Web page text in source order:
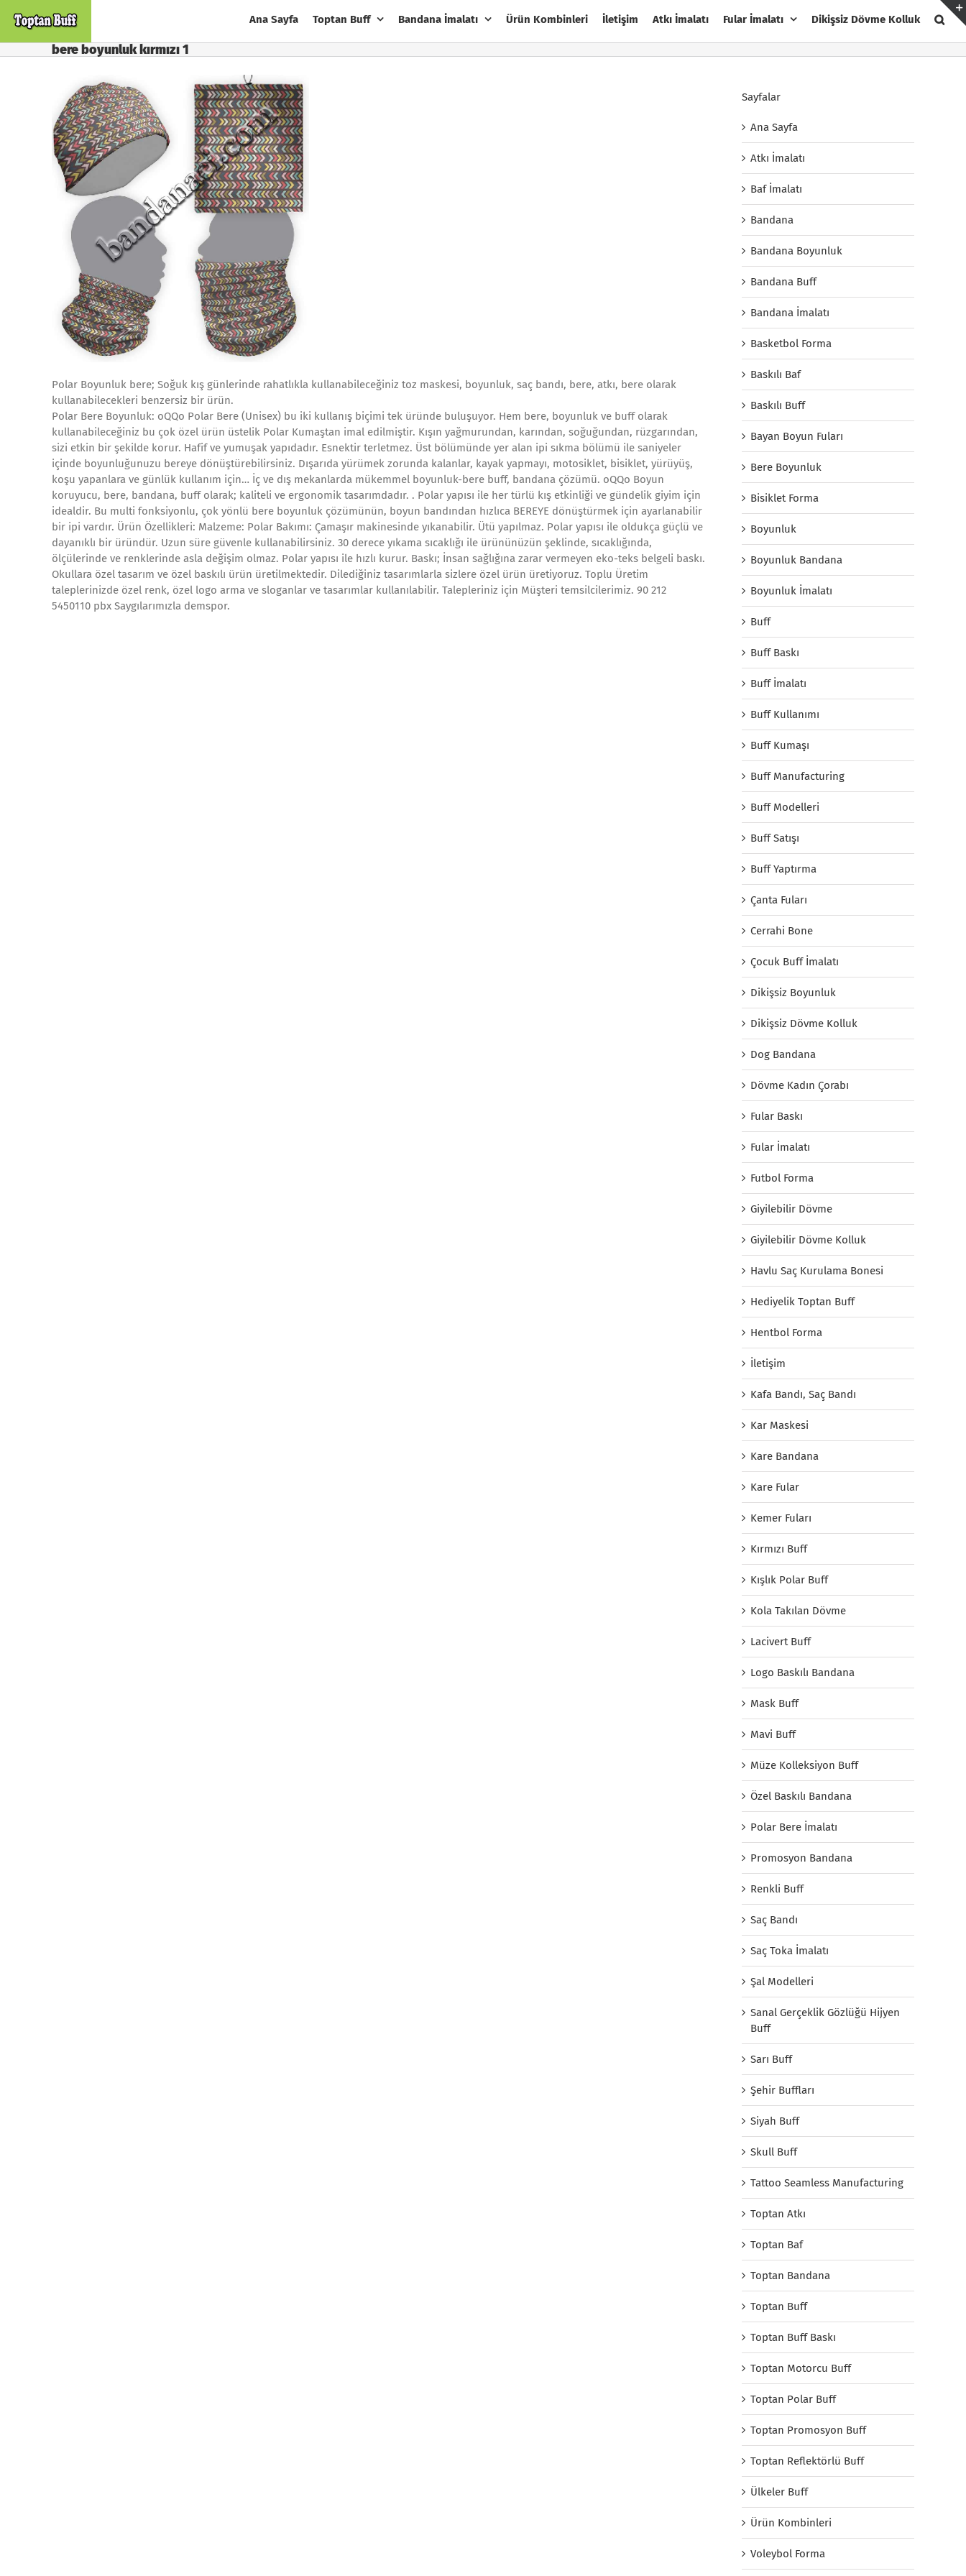
Ana Sayfa Toptan Buff Bandana İmalatı Ürün Kombinleri İletişim Atkı İmalatı Fular İmalatı Dikişsiz Dövme Kolluk
bere boyunluk kırmızı 1
Polar Boyunluk bere; Soğuk kış günlerinde rahatlıkla kullanabileceğiniz toz maskesi, boyunluk, saç bandı, bere, atkı, bere olarak
kullanabilecekleri benzersiz bir ürün.
Polar Bere Boyunluk: oQQo Polar Bere (Unisex) bu iki kullanış biçimi tek üründe buluşuyor. Hem bere, boyunluk ve buff olarak
kullanabileceğiniz bu çok özel ürün üstelik Polar Kumaştan imal edilmiştir. Kışın yağmurundan, karından, soğuğundan, rüzgarından,
sizi etkin bir şekilde korur. Hafif ve yumuşak yapıdadır. Esnektir terletmez. Üst bölümünde yer alan ipi sıkma bölümü ile saniyeler
içinde boyunluğunuzu bereye dönüştürebilirsiniz. Dışarıda yürümek zorunda kalanlar, kayak yapmayı, motosiklet, bisiklet, yürüyüş,
koşu yapanlara ve günlük kullanım için… İç ve dış mekanlarda mükemmel boyunluk-bere buff, bandana çözümü. oQQo Boyun
koruyucu, bere, bandana, buff olarak; kaliteli ve ergonomik tasarımdadır. . Polar yapısı ile her türlü kış etkinliği ve gündelik giyim için
idealdir. Bu multi fonksiyonlu, çok yönlü bere boyunluk çözümünün, boyun bandından hızlıca BEREYE dönüştürmek için ayarlanabilir
bir ipi vardır. Ürün Özellikleri: Malzeme: Polar Bakımı: Çamaşır makinesinde yıkanabilir. Ütü yapılmaz. Polar yapısı ile oldukça güçlü ve
dayanıklı bir üründür. Uzun süre güvenle kullanabilirsiniz. 30 derece yıkama sıcaklığı ile ürününüzün şeklinde, sıcaklığında,
ölçülerinde ve renklerinde asla değişim olmaz. Polar yapısı ile hızlı kurur. Baskı; İnsan sağlığına zarar vermeyen eko-teks belgeli baskı.
Okullara özel tasarım ve özel baskılı ürün üretilmektedir. Dilediğiniz tasarımlarla sizlere özel ürün üretiyoruz. Toplu Üretim
taleplerinizde özel renk, özel logo arma ve sloganlar ve tasarımlar kullanılabilir. Talepleriniz için Müşteri temsilcilerimiz. 90 212
5450110 pbx Saygılarımızla demspor.
Sayfalar
Ana Sayfa
Atkı İmalatı
Baf İmalatı
Bandana
Bandana Boyunluk
Bandana Buff
Bandana İmalatı
Basketbol Forma
Baskılı Baf
Baskılı Buff
Bayan Boyun Fuları
Bere Boyunluk
Bisiklet Forma
Boyunluk
Boyunluk Bandana
Boyunluk İmalatı
Buff
Buff Baskı
Buff İmalatı
Buff Kullanımı
Buff Kumaşı
Buff Manufacturing
Buff Modelleri
Buff Satışı
Buff Yaptırma
Çanta Fuları
Cerrahi Bone
Çocuk Buff İmalatı
Dikişsiz Boyunluk
Dikişsiz Dövme Kolluk
Dog Bandana
Dövme Kadın Çorabı
Fular Baskı
Fular İmalatı
Futbol Forma
Giyilebilir Dövme
Giyilebilir Dövme Kolluk
Havlu Saç Kurulama Bonesi
Hediyelik Toptan Buff
Hentbol Forma
İletişim
Kafa Bandı, Saç Bandı
Kar Maskesi
Kare Bandana
Kare Fular
Kemer Fuları
Kırmızı Buff
Kışlık Polar Buff
Kola Takılan Dövme
Lacivert Buff
Logo Baskılı Bandana
Mask Buff
Mavi Buff
Müze Kolleksiyon Buff
Özel Baskılı Bandana
Polar Bere İmalatı
Promosyon Bandana
Renkli Buff
Saç Bandı
Saç Toka İmalatı
Şal Modelleri
Sanal Gerçeklik Gözlüğü Hijyen
Buff
Sarı Buff
Şehir Buffları
Siyah Buff
Skull Buff
Tattoo Seamless Manufacturing
Toptan Atkı
Toptan Baf
Toptan Bandana
Toptan Buff
Toptan Buff Baskı
Toptan Motorcu Buff
Toptan Polar Buff
Toptan Promosyon Buff
Toptan Reflektörlü Buff
Ülkeler Buff
Ürün Kombinleri
Voleybol Forma